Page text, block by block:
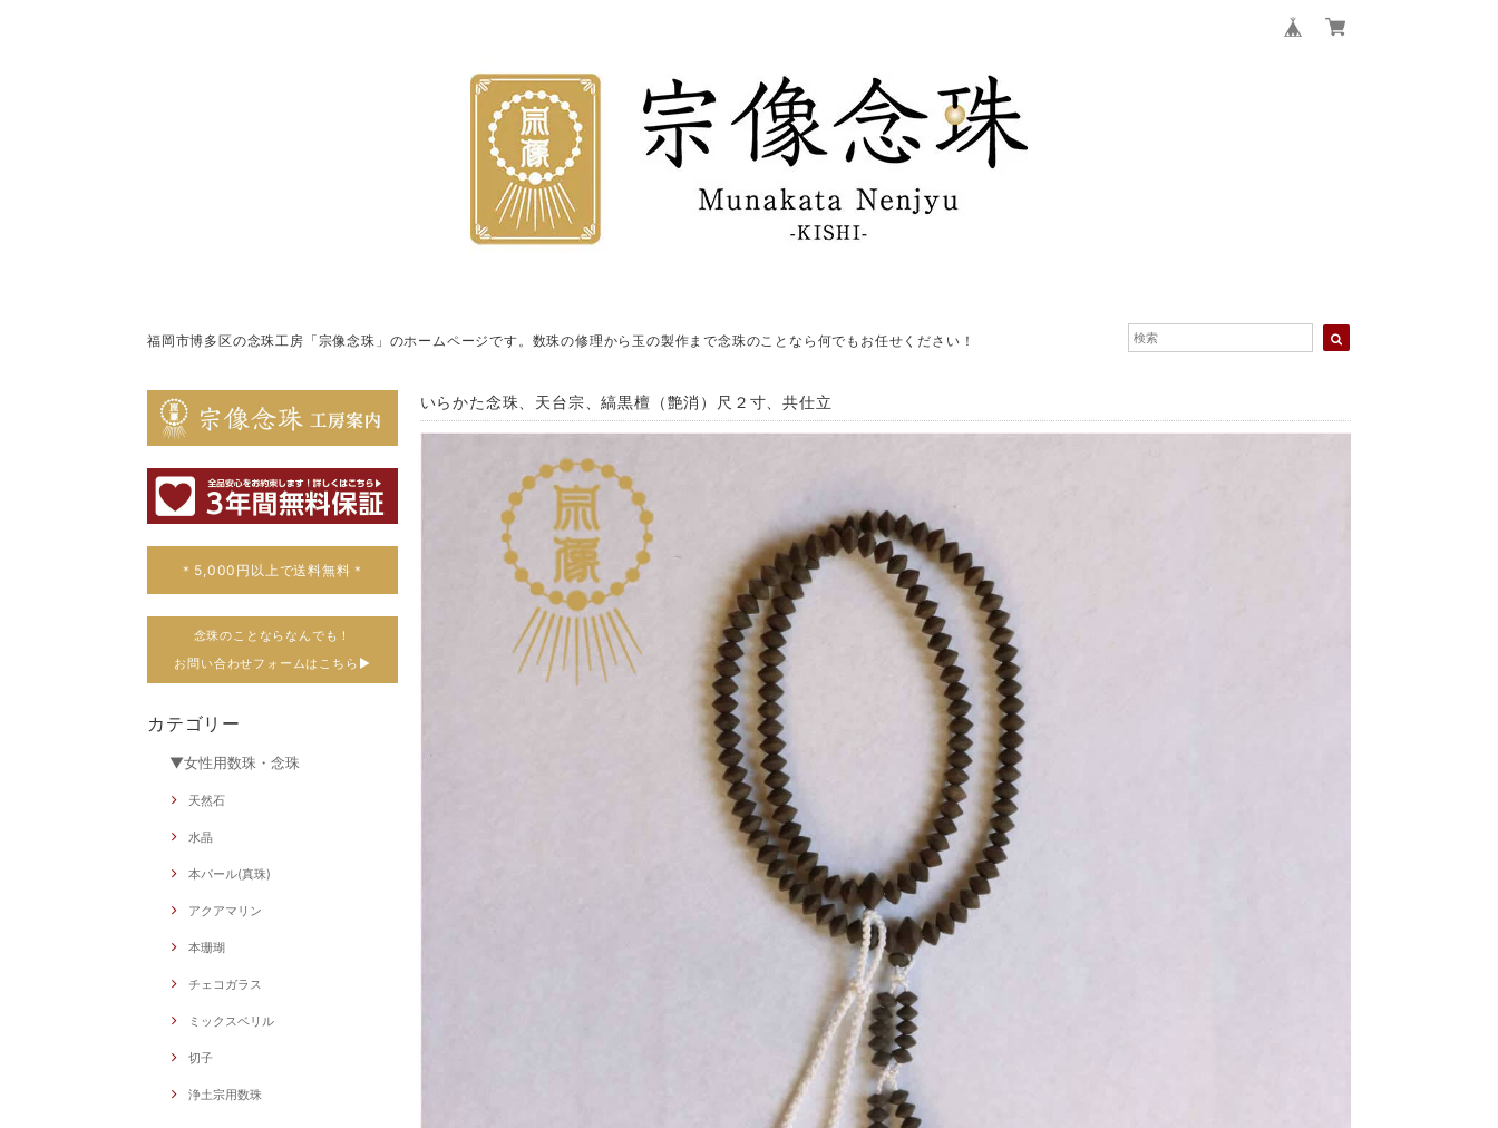
福岡市博多区の念珠工房「宗像念珠」のホームページです。数珠の修理から玉の製作まで念珠のことなら何でもお任せください！
＊5,000円以上で送料無料＊
念珠のことならなんでも！
お問い合わせフォームはこちら▶
カテゴリー
▼女性用数珠・念珠
天然石
水晶
本パール(真珠)
アクアマリン
本珊瑚
チェコガラス
ミックスベリル
切子
浄土宗用数珠
いらかた念珠、天台宗、縞黒檀（艶消）尺２寸、共仕立